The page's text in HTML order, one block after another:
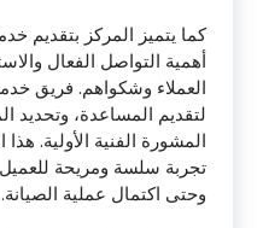
كما يتميز المركز بتقديم
أهمية التواصل الفعال
العملاء وشكواهم. فريق خدمة
لتقديم المساعدة، وتحديد
المشورة الفنية الأولية.
تجربة سلسة ومريحة
وحتى اكتمال عملية الصيانة.